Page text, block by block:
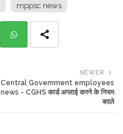
mppsc news
ats
NEWER
Central Government employees
news - CGHS कार्ड अप्लाई करने के नियम
बदले